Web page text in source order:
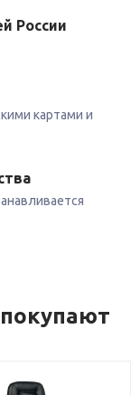
России
картами и